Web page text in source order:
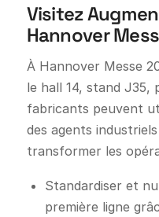
Visitez
Hannover
À Hannover Messe
le hall 14, stand J35,
fabricants peuvent
des agents
transformer les
Standardiser et
première ligne